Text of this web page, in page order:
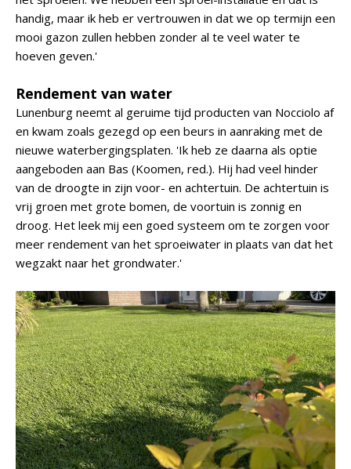
handig, maar ik heb er vertrouwen in dat we op termijn een
mooi gazon zullen hebben zonder al te veel water te
hoeven geven.'
Rendement van water
Lunenburg neemt al geruime tijd producten van Nocciolo af
en kwam zoals gezegd op een beurs in aanraking met de
nieuwe waterbergingsplaten. 'Ik heb ze daarna als optie
aangeboden aan Bas (Koomen, red.). Hij had veel hinder
van de droogte in zijn voor- en achtertuin. De achtertuin is
vrij groen met grote bomen, de voortuin is zonnig en
droog. Het leek mij een goed systeem om te zorgen voor
meer rendement van het sproeiwater in plaats van dat het
wegzakt naar het grondwater.'